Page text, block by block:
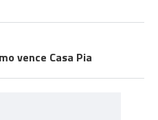
vence Casa Pia